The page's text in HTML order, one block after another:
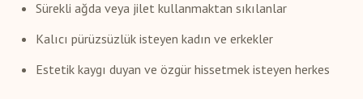
Sürekli ağda veya jilet kullanmaktan sıkılanlar
Kalıcı pürüzsüzlük isteyen kadın ve erkekler
Estetik kaygı duyan ve özgür hissetmek isteyen herkes